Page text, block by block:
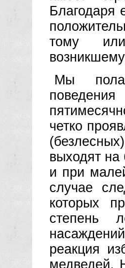
Благодаря
тому или
Мы
четко
выходят
и при
случае
которых
степень
реакция
медведей.